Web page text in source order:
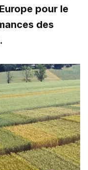
pour le
des